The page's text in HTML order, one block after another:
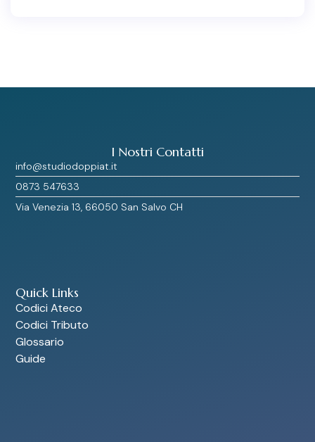
Quick Links
Codici Ateco
Codici Tributo
Glossario
Guide
I Nostri Contatti
info@studiodoppiat.it
0873 547633
Via Venezia 13, 66050 San Salvo CH